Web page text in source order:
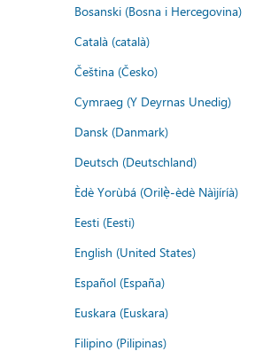
Bosanski (Bosna i Hercegovina)
Català (català)
Čeština (Česko)
Cymraeg (Y Deyrnas Unedig)
Dansk (Danmark)
Deutsch (Deutschland)
Èdè Yorùbá (Orilẹ̀-èdè Nàìjíríà)
Eesti (Eesti)
English (United States)
Español (España)
Euskara (Euskara)
Filipino (Pilipinas)